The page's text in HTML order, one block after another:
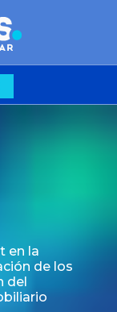
en la
de los
del